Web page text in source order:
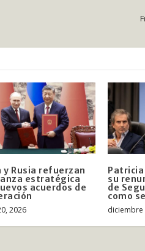
y Rusia refuerzan
estratégica
acuerdos de
2026
su
de
como
diciembre